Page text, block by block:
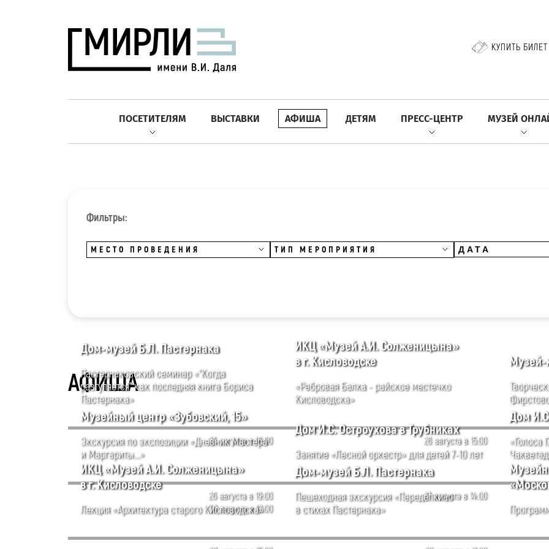
КУПИТЬ БИЛЕТ
ПОСЕТИТЕЛЯМ ВЫСТАВКИ АФИША ДЕТЯМ ПРЕСС-ЦЕНТР МУЗЕЙ
Фильтры:
МЕСТО ПРОВЕДЕНИЯ ТИП МЕРОПРИЯТИЯ
АФИША
23 августа в 16:00
Дом-музей Б.Л. Пастернака
Пастернаковский семинар «"Когда
разгуляется" как последняя книга Бориса
Пастернака»
26 августа в 15:00
ИКЦ «Музей А.И. Солженицына»
в г. Кисловодске
«Ребровая Балка - райское местечко
Кисловодска»
Музей-
26 августа в 19:00
30 августа в 12:00
Музейный центр «Зубовский, 15»
Экскурсия по экспозиции «Дневник Мастера
и Маргариты...»
27 августа в 14:00
Дом И.С. Остроухова в Трубниках
Занятие «Лесной оркестр» для детей 7-10 лет
Дом
«Голоса
ИКЦ «Музей А.И. Солженицына»
в г. Кисловодске
Лекция «Архитектура старого Кисловодска»
Дом-музей Б.Л. Пастернака
Пешеходная экскурсия «Переделкино
в стихах Пастернака»